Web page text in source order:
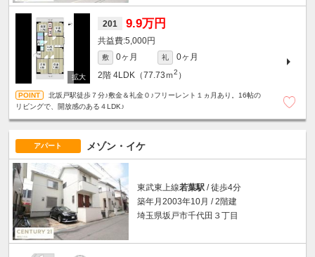
201 9.9万円
5,000円
敷 0ヶ月 礼
0ヶ月
2階 4LDK（77.73ｍ2 ）
北坂戸駅徒歩７分♪敷金＆礼金０♪フリーレント１ヵ月あり。16帖の
リビングで、開放感のある４LDK♪
アパート メゾン・イケ
東武東上線若葉駅 / 徒歩4分
築年月2003年10月 / 2階建
埼玉県坂戸市千代田３丁目